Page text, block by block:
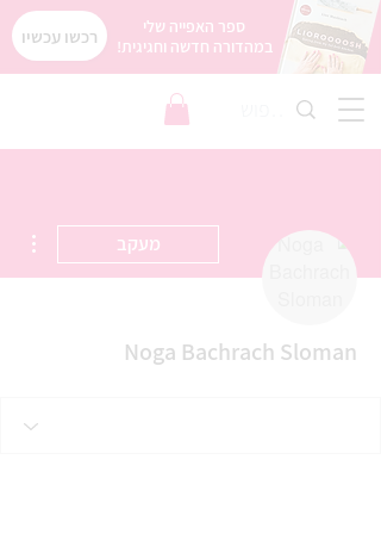
רכשו עכשיו
ספר האפייה שלי
במהדורה חדשה וחגיגית!
מעקב
Noga Bachrach Sloman